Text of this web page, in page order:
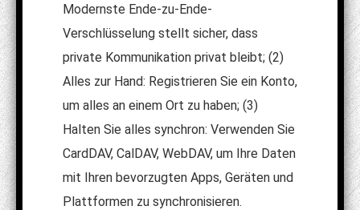
Modernste Ende-zu-Ende-
Verschlüsselung stellt sicher, dass
private Kommunikation privat bleibt; (2)
Alles zur Hand: Registrieren Sie ein Konto,
um alles an einem Ort zu haben; (3)
Halten Sie alles synchron: Verwenden Sie
CardDAV, CalDAV, WebDAV, um Ihre Daten
mit Ihren bevorzugten Apps, Geräten und
Plattformen zu synchronisieren.